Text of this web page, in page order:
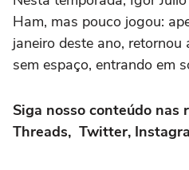
Ham, mas pouco jogou:
janeiro deste ano,
sem espaço, entrando em
Siga nosso conteúdo nas
Threads, Twitter,